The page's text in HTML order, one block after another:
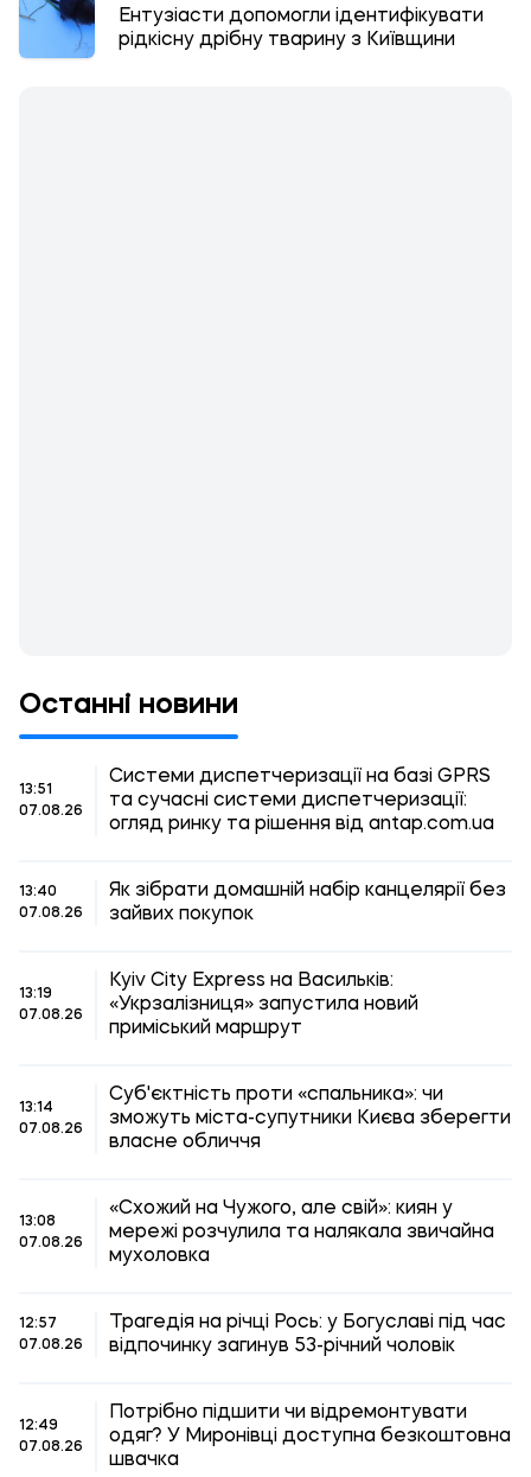
Ентузіасти допомогли ідентифікувати
рідкісну дрібну тварину з Київщини
Останні новини
13:51
07.08.26
Системи диспетчеризації на базі GPRS
та сучасні системи диспетчеризації:
огляд ринку та рішення від antap.com.ua
13:40
07.08.26
Як зібрати домашній набір канцелярії без
зайвих покупок
13:19
07.08.26
Kyiv City Express на Васильків:
«Укрзалізниця» запустила новий
приміський маршрут
13:14
07.08.26
Суб'єктність проти «спальника»: чи
зможуть міста-супутники Києва зберегти
власне обличчя
13:08
07.08.26
«Схожий на Чужого, але свій»: киян у
мережі розчулила та налякала звичайна
мухоловка
12:57
07.08.26
Трагедія на річці Рось: у Богуславі під час
відпочинку загинув 53-річний чоловік
12:49
07.08.26
Потрібно підшити чи відремонтувати
одяг? У Миронівці доступна безкоштовна
швачка